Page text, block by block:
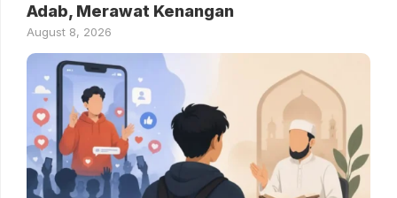
Adab, Merawat Kenangan
August 8, 2026